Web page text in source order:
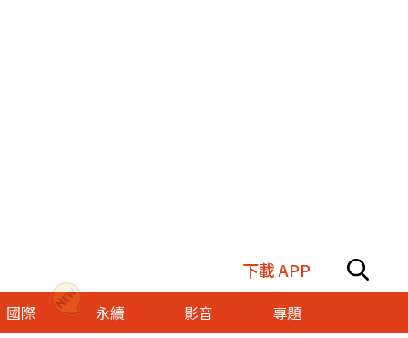
下載 APP
國際 永續 影音 專題